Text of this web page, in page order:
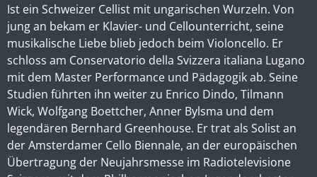
Ist ein Schweizer Cellist mit ungarischen Wurzeln. Von
jung an bekam er Klavier- und Cellounterricht, seine
musikalische Liebe blieb jedoch beim Violoncello. Er
schloss am Conservatorio della Svizzera italiana Lugano
mit dem Master Performance und Pädagogik ab. Seine
Studien führten ihn weiter zu Enrico Dindo, Tilmann
Wick, Wolfgang Boettcher, Anner Bylsma und dem
legendären Bernhard Greenhouse. Er trat als Solist an
der Amsterdamer Cello Biennale, an der europäischen
Übertragung der Neujahrsmesse im Radiotelevisione